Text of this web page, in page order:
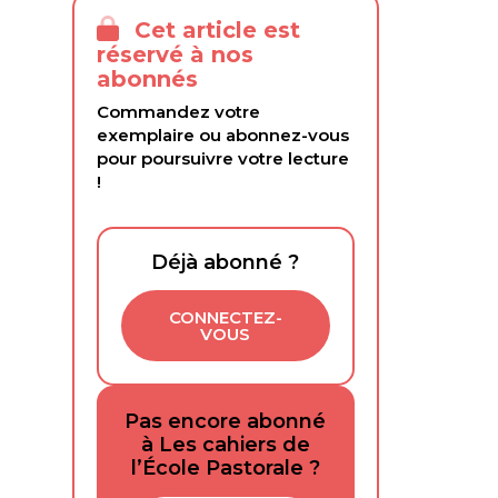
Cet article est
réservé à nos
abonnés
Commandez votre
exemplaire ou abonnez-vous
pour poursuivre votre lecture
!
Déjà abonné ?
CONNECTEZ-
VOUS
Pas encore abonné
à Les cahiers de
l’École Pastorale ?